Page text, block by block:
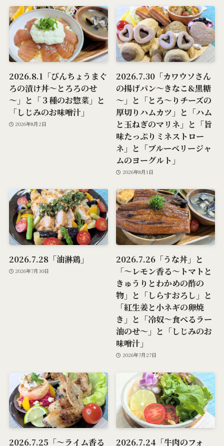
2026.8.1「びんちょうまぐ
ろの漬け丼～とろろのせ
～」と「３種のお惣菜」と
「しじみのお味噌汁」
2026年8月2日
2026.7.30「カワウソさん
の揚げパン～きなこ&黒糖
～」と「とろ～りチーズの
厚切りハムカツ」と「ハム
と玉ねぎのマリネ」と「旨
味たっぷりミネストロー
ネ」と「ブルーベリージャ
ムのヨーグルト」
2026年8月1日
2026.7.28「油淋鶏」
2026年7月30日
2026.7.26「うな丼」と
「～レモン香る～トマトと
きゅうりとわかめの酢の
物」と「しらすおろし」と
「紅生姜と小ネギの卵焼
き」と「冷奴～食べるラー
油のせ～」と「しじみのお
味噌汁」
2026年7月27日
2026.7.25「～ライム香る 2026.7.24「牛肉のフォ